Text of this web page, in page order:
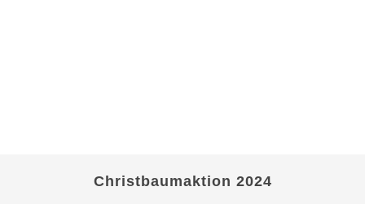
Christbaumaktion 2024